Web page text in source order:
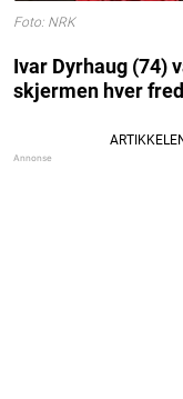
Foto: NRK
Ivar Dyrhaug (74)
skjermen hver